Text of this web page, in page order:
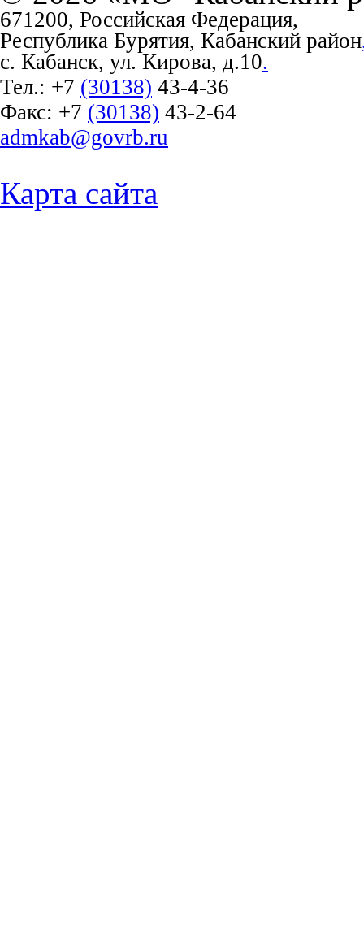
671200, Российская Федерация,
Республика Бурятия, Кабанский район
с. Кабанск, ул. Кирова, д.10.
Тел.: +7 (30138) 43-4-36
Факс: +7 (30138) 43-2-64
admkab@govrb.ru
Карта сайта